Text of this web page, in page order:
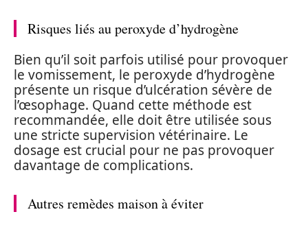
Risques liés au peroxyde d’hydrogène
Bien qu’il soit parfois utilisé pour provoquer
le vomissement, le peroxyde d’hydrogène
présente un risque d’ulcération sévère de
l’œsophage. Quand cette méthode est
recommandée, elle doit être utilisée sous
une stricte supervision vétérinaire. Le
dosage est crucial pour ne pas provoquer
davantage de complications.
Autres remèdes maison à éviter